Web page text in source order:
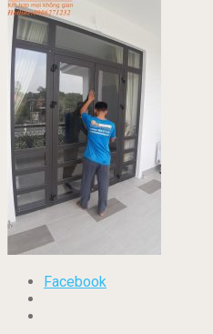
Facebook